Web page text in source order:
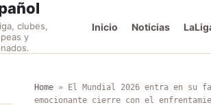
clubes,
y
Inicio Noticias
Home»
El Mundial 2026 entra en su
emocionante cierre con el